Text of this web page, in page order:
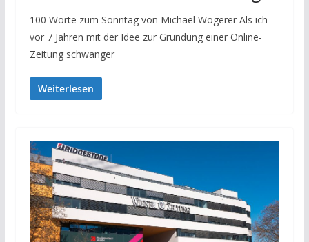
100 Worte zum Sonntag von Michael Wögerer Als ich
vor 7 Jahren mit der Idee zur Gründung einer Online-
Zeitung schwanger
Weiterlesen